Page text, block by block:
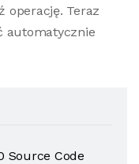
operację. Teraz
automatycznie
Source Code